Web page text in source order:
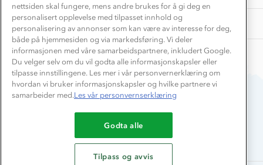
AKTIVITETER
Tips til hyttetur
Du betaler enkelt med
nettsiden skal fungere, mens andre brukes for å gi deg en
personalisert opplevelse med tilpasset innhold og
personalisering av annonser som kan være av interesse for deg,
både på hjemmesiden og via markedsføring. Vi deler
informasjonen med våre samarbeidspartnere, inkludert Google.
Du velger selv om du vil godta alle informasjonskapsler eller
tilpasse innstillingene. Les mer i vår personvernerklæring om
hvordan vi bruker informasjonskapsler og hvilke partnere vi
samarbeider med.Les vår personvernserklæring
Godta alle
Tilpass og avvis